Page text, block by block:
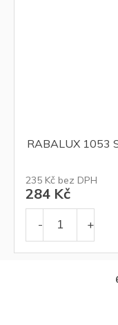
RABALUX 1053
235 Kč bez DPH
284 Kč